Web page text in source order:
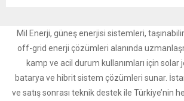
Mil Enerji, güneş enerjisi sistemleri,
off-grid enerji çözümleri alanında
kamp ve acil durum kullanımları için solar
batarya ve hibrit sistem çözümleri sunar.
ve satış sonrası teknik destek ile Türkiye’nin